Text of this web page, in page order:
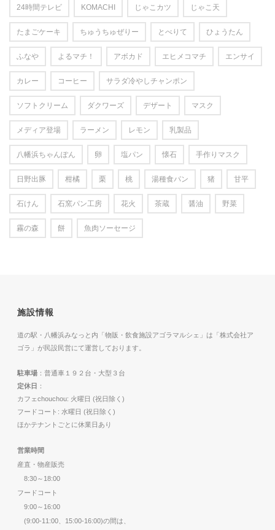
24時間テレビ KOMACHI じゃこカツ じゃこ天
たまごケーキ ちゅうちゅぜりー とべりて ひょうたん
ふなや よるマチ！ アボカド エヒメコマチ エンサイ
カレー コーヒー サラダ冷やしチャンポン
ソフトクリーム ダクワーズ デザート マスク
メディア登場 ラーメン レモン 乳製品
八幡浜ちゃんぽん 卵 塩パン 懐石 手作りマスク
日野出豚 柑橘 栗 桃 湯種食パン 猪 甘平
石けん 石窯パン工房 花火 茶蔵 醤油 野菜
霧の森 餅 魚肉ソーセージ
施設情報
道の駅・八幡浜みなっと内「物販・飲食施設アゴラマルシェ」は「株式会社ア
ゴラ」が民設民営にて運営しております。
駐車場 ：普通車１９２台・大型３台
定休日 ：
カフェchouchou: 火曜日 (祝日除く)
フードコート: 水曜日 (祝日除く)
ほかテナントごとに休業日あり
営業時間
産直・物産販売
8:30～18:00
フードコート
9:00～16:00
(9:00-11:00、15:00-16:00)の間は、